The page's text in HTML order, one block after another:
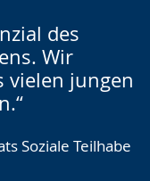
des
Wir
vielen jungen
Soziale Teilhabe
2)